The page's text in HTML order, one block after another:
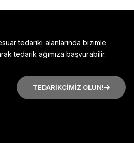
tedariki alanlarında bizimle
tedarik ağımıza başvurabilir.
TEDARİKÇİMİZ OLUN!